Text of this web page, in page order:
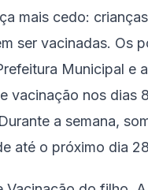
mais cedo:
ser vacinadas. Os
Municipal e
vacinação nos dias
a semana,
até o próximo dia